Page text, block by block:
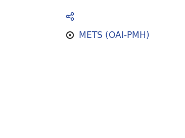
METS (OAI-PMH)